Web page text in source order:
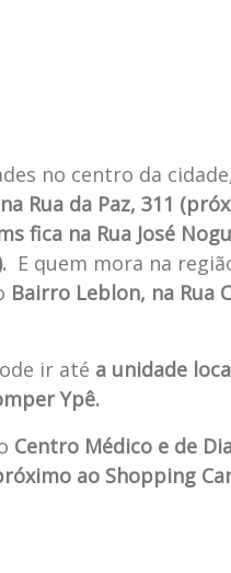
no centro da
Rua da Paz, 311
fica na Rua José
E quem mora na
Bairro Leblon, na Rua
ir até a unidade
Ypê.
Centro Médico e de
ao Shopping